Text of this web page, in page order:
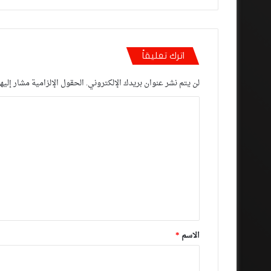
اترك تعليقاً
لن يتم نشر عنوان بريدك الإلكتروني.الحقول الإلزامية مشار
*
الاسم *